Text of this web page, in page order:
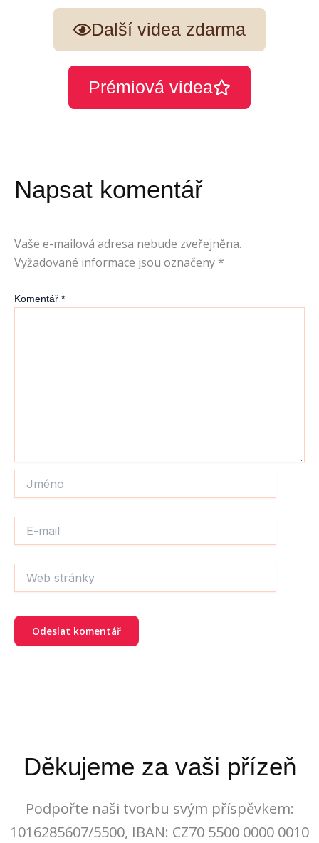
Další videa zdarma
Prémiová videa
Napsat komentář
Vaše e-mailová adresa nebude zveřejněna.
Vyžadované informace jsou označeny *
Komentář *
mail
stránky
Děkujeme za vaši přízeň
Podpořte naši tvorbu svým příspěvkem:
1016285607/5500, IBAN: CZ70 5500 0000 0010